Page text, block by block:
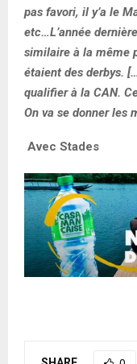
pas favori, il y’a le
etc…L’année
similaire à la même
étaient des derbys.
qualifier à la CAN.
On va se donner les
Avec Stades